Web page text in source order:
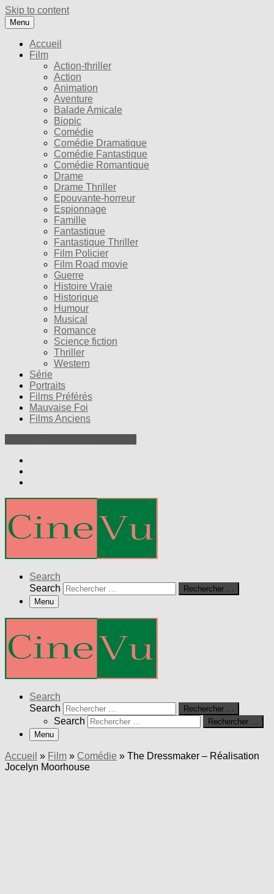
Skip to content
Menu
Accueil
Film
Action-thriller
Action
Animation
Aventure
Balade Amicale
Biopic
Comédie
Comédie Dramatique
Comédie Fantastique
Comédie Romantique
Drame
Drame Thriller
Epouvante-horreur
Espionnage
Famille
Fantastique
Fantastique Thriller
Film Policier
Film Road movie
Guerre
Histoire Vraie
Historique
Humour
Musical
Romance
Science fiction
Thriller
Western
Série
Portraits
Films Préférés
Mauvaise Foi
Films Anciens
Search
Search
Rechercher …
Menu
Search
Search
Rechercher …
Search
Rechercher …
Menu
Accueil » Film » Comédie » The Dressmaker – Réalisation
Jocelyn Moorhouse